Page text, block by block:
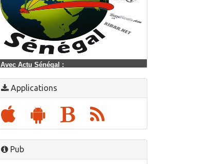
Avec Actu Sénégal :
Suivre l'actualité sénégalaise en temps réel
Applications
Pub